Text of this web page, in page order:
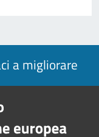
a migliorare